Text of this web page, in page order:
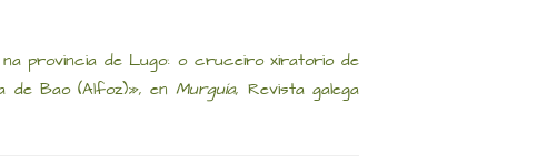
na provincia de Lugo: o cruceiro xiratorio de
de Bao (Alfoz)», enMurguía, Revista galega